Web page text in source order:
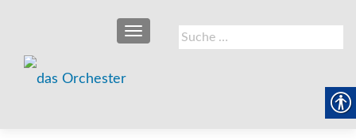
Suche
nach:
SCHALTE NAVIGATION